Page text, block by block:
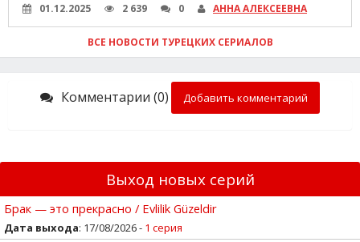
01.12.2025 2 639 0 АННА АЛЕКСЕЕВНА
ВСЕ НОВОСТИ ТУРЕЦКИХ СЕРИАЛОВ
Комментарии (0) Добавить комментарий
Выход новых серий
Брак — это прекрасно / Evlilik Güzeldir
Дата выхода: 17/08/2026 - 1 серия